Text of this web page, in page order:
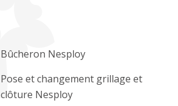
Bûcheron Nesploy
Pose et changement grillage et
clôture Nesploy